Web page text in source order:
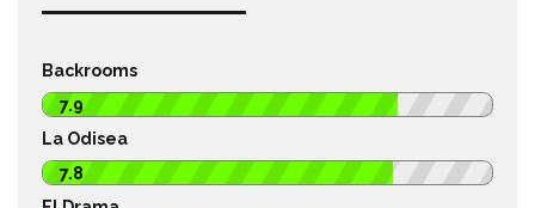
Backrooms
7.9
La Odisea
7.8